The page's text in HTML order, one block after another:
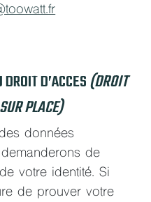
D’ACCES(DROIT
PLACE)
données
de
votre identité. Si
de prouver votre